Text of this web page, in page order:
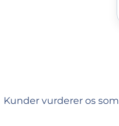
Kunder vurderer os som